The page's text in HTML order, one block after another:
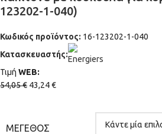
123202-1-040)
Κωδικός προϊόντος: 16-123202-1-040
Κατασκευαστής:
Τιμή WΕΒ:
54,05€ 43,24€
ΜΈΓΕΘΟΣ